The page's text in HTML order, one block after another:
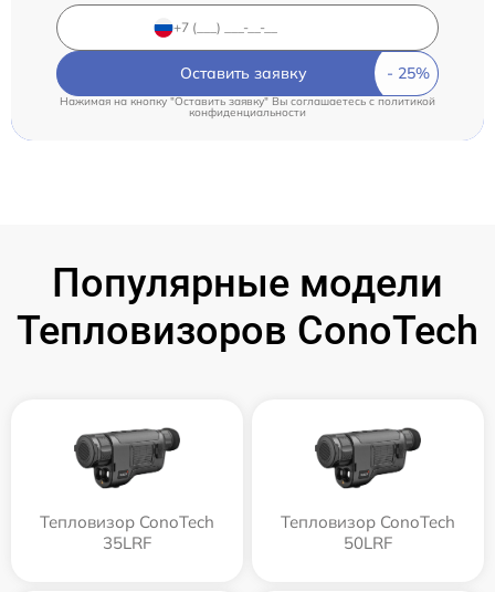
Оставить заявку
Нажимая на кнопку "Оставить заявку" Вы соглашаетесь cполитикой
конфиденциальности
Популярные модели
Тепловизоров ConoTech
Тепловизор ConoTech
35LRF
Тепловизор ConoTech
50LRF